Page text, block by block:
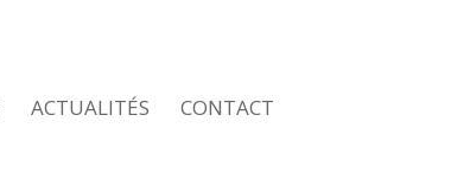
ACTUALITÉS CONTACT